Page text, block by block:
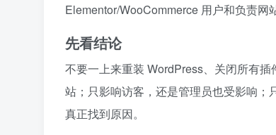
Elementor/WooCommerce 用户和负责网
先看结论
不要一上来重装 WordPress、关闭所有
站；只影响访客，还是管理员也受影响
真正找到原因。